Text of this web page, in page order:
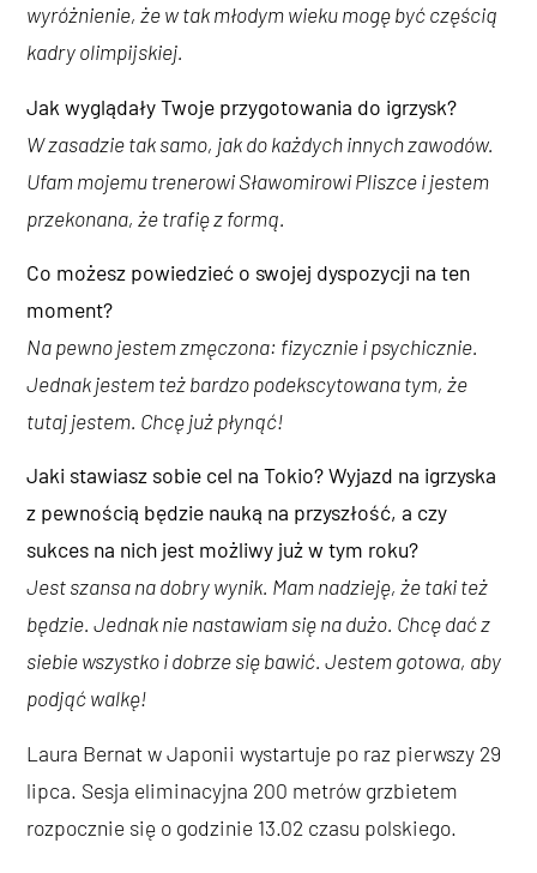
wyróżnienie, że w tak młodym wieku mogę być częścią
kadry olimpijskiej.
Jak wyglądały Twoje przygotowania do igrzysk?
W zasadzie tak samo, jak do każdych innych zawodów.
Ufam mojemu trenerowi Sławomirowi Pliszce i jestem
przekonana, że trafię z formą.
Co możesz powiedzieć o swojej dyspozycji na ten
moment?
Na pewno jestem zmęczona: fizycznie i psychicznie.
Jednak jestem też bardzo podekscytowana tym, że
tutaj jestem. Chcę już płynąć!
Jaki stawiasz sobie cel na Tokio? Wyjazd na igrzyska
z pewnością będzie nauką na przyszłość, a czy
sukces na nich jest możliwy już w tym roku?
Jest szansa na dobry wynik. Mam nadzieję, że taki też
będzie. Jednak nie nastawiam się na dużo. Chcę dać z
siebie wszystko i dobrze się bawić. Jestem gotowa, aby
podjąć walkę!
Laura Bernat w Japonii wystartuje po raz pierwszy 29
lipca. Sesja eliminacyjna 200 metrów grzbietem
rozpocznie się o godzinie 13.02 czasu polskiego.